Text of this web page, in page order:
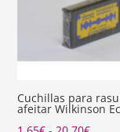
Cuchillas para
afeitar Wilkinson